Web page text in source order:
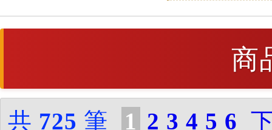
商
共 725 筆 1 2 3 4 5 6